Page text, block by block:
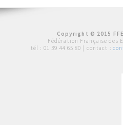
Copyright © 2015
Fédération Française des
tél : 01 39 44 65 80 | contact :